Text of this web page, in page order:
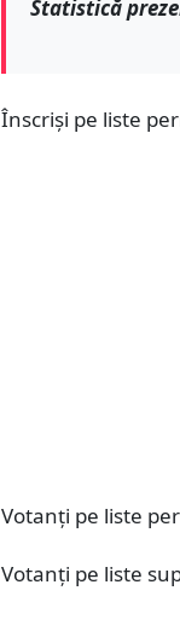
Statistică
Înscriși pe liste
Votanți pe liste
Votanți pe liste